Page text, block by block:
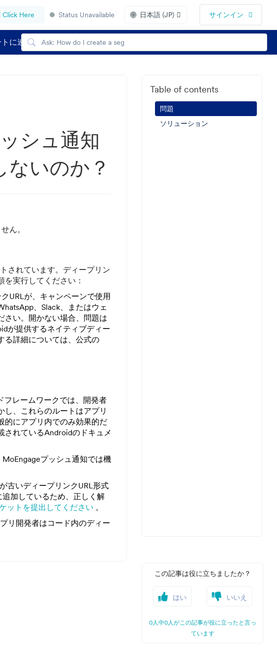
Here Status Unavailable 🌐 日本語 (JP) サインイン
に連絡する
シュ通知
いのか？
ん。
されています。ディープリン
実行してください：
URLが、キャンペーンで使用
、Slack、またはウェ
さい。開かない場合、問題は
が提供するネイティブディー
る詳細については、公式の
フレームワークでは、開発者
、これらのルートはアプリ
的にアプリ内でのみ効果的だ
されているAndroidのドキュメ
プッシュ通知では機
古いディープリンクURL形式
加しているため、正しく解
ットを提出してください 。
リ開発者はコード内のディー
Table of contents
問題
ソリューション
この記事は役に立ちましたか？
はい いいえ
0人中0人がこの記事が役に立ったと言っ
ています